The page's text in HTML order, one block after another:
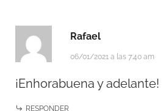
Rafael
06/01/2021 a las 7:40 am
¡Enhorabuena y adelante!
RESPONDER